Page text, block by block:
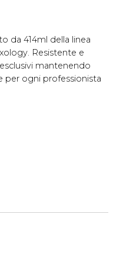
da 414ml della linea
Resistente e
mantenendo
per ogni professionista